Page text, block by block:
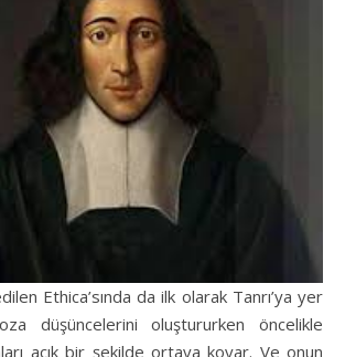
Ethica’sında da ilk olarak Tanrı’ya yer
düşüncelerini oluştururken öncelikle
açık bir şekilde ortaya koyar. Ve onun